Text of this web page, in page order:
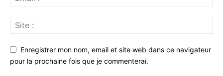
Enregistrer mon nom, email et site web dans ce navigateur
pour la prochaine fois que je commenterai.